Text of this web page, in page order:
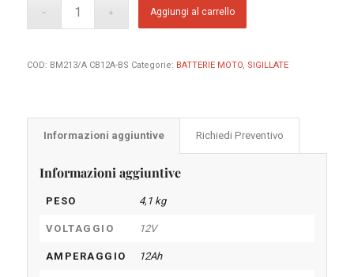
Aggiungi al carrello
COD: BM213/A CB12A-BS Categorie: BATTERIE MOTO, SIGILLATE
Informazioni aggiuntive Richiedi Preventivo
Informazioni aggiuntive
PESO 4,1 kg
VOLTAGGIO 12V
AMPERAGGIO 12Ah